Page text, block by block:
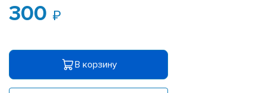
300
В корзину